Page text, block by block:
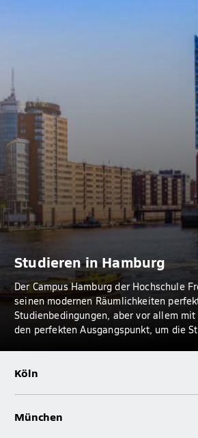
Studieren in Hamburg
Der Campus Hamburg der Hochschule
seinen modernen Räumlichkeiten
Studienbedingungen, aber vor allem
den perfekten Ausgangspunkt, um die
Köln
München